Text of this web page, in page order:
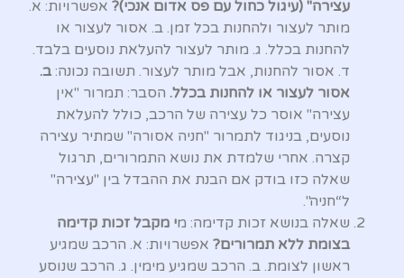
עצירה" (עיגול כחול עם פס אדום אנכי)? אפשרויות: א.
מותר לעצור ולהחנות בכל זמן. ב. אסור לעצור או
להחנות בכלל. ג. מותר לעצור להעלאת נוסעים בלבד.
ד. אסור להחנות, אבל מותר לעצור. תשובה נכונה: ב.
אסור לעצור או להחנות בכלל. הסבר: תמרור "אין
עצירה" אוסר כל עצירה של הרכב, כולל להעלאת
נוסעים, בניגוד לתמרור "חניה אסורה" שמתיר עצירה
קצרה. אחרי שלמדת את נושא התמרורים, תרגול
שאלה כזו בודק אם הבנת את ההבדל בין "עצירה"
ל“חניה".
שאלה בנושא זכות קדימה: מי מקבל זכות קדימה
בצומת ללא תמרורים? אפשרויות: א. הרכב שמגיע
ראשון לצומת. ב. הרכב שמגיע מימין. ג. הרכב שנוסע